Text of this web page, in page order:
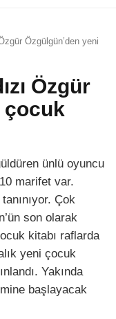
Özgülgün’den yeni
Özgür
çocuk
ünlü oyuncu
marifet var.
Çok
son olarak
kitabı raflarda
yeni çocuk
Yakında
başlayacak